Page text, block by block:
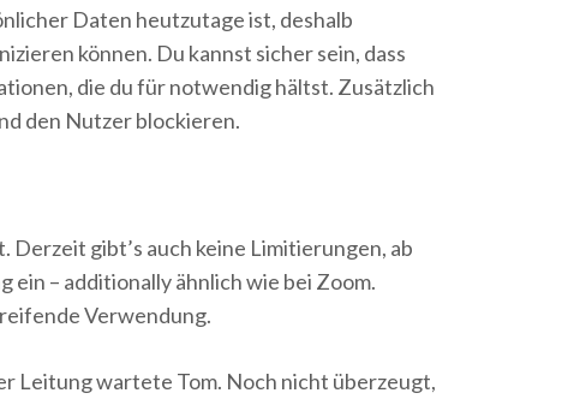
Daten heutzutage ist, deshalb
können. Du kannst sicher sein, dass
die du für notwendig hältst. Zusätzlich
den Nutzer blockieren.
gibt’s auch keine Limitierungen, ab
– additionally ähnlich wie bei Zoom.
Verwendung.
Leitung wartete Tom. Noch nicht überzeugt,